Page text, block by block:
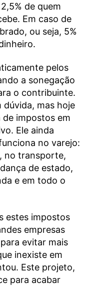
de quem
Em caso de
ou seja, 5%
pelos
a sonegação
o contribuinte.
dúvida, mas hoje
impostos em
Ele ainda
no varejo:
no transporte,
de estado,
e em todo o
estes impostos
empresas
evitar mais
inexiste em
Este projeto,
para acabar